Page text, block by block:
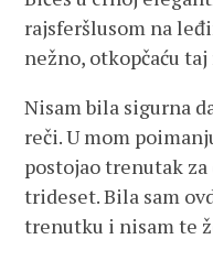
rajsferšlusom na
nežno, otkopčaću
Nisam bila sigurna
reči. U mom
postojao trenutak
trideset. Bila sam
trenutku i nisam te